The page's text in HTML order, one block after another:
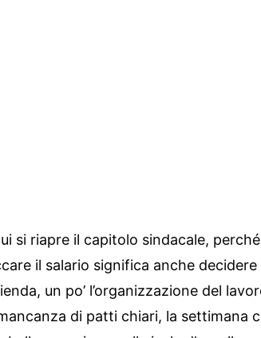
si riapre il capitolo sindacale,
il salario significa anche decidere
un po’ l’organizzazione del
di patti chiari, la settimana